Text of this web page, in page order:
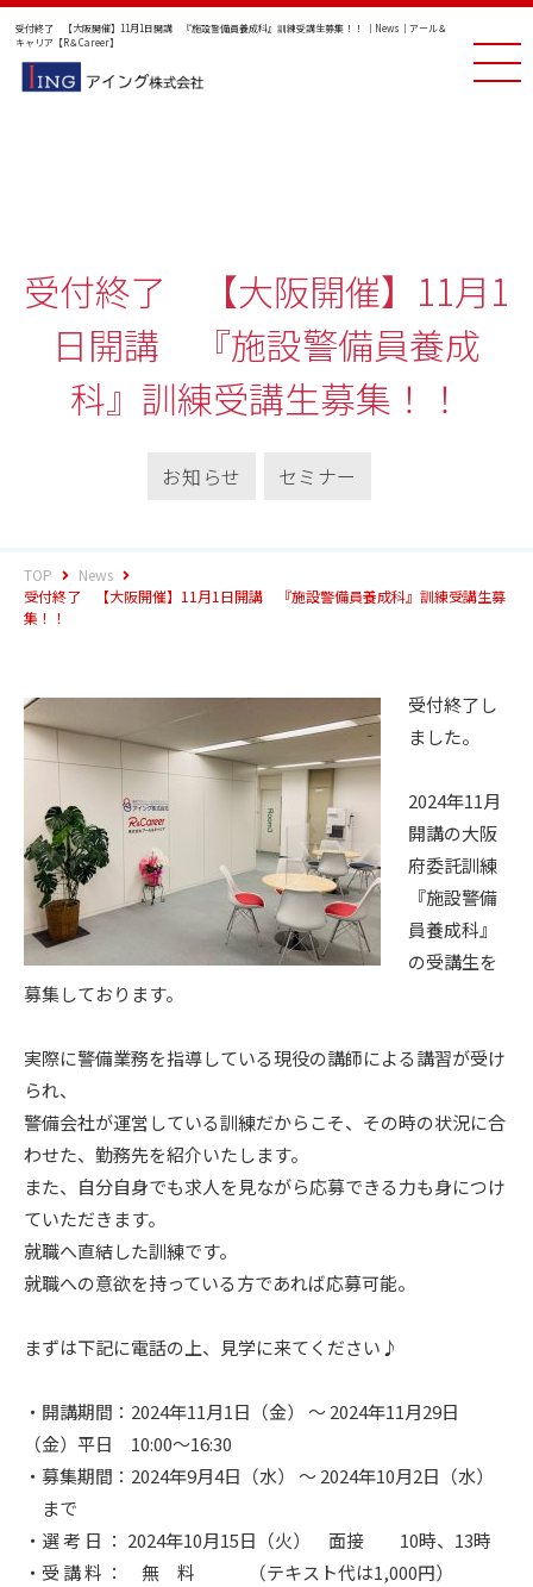
受付終了 【大阪開催】11月1日開講 『施設警備員養成科』訓練受講生募集！！ ｜News｜アール＆
キャリア【R＆Career】
受付終了 【大阪開催】11月1
日開講 『施設警備員養成
科』訓練受講生募集！！
お知らせ セミナー
TOP
News
受付終了 【大阪開催】11月1日開講 『施設警備員養成科』訓練受講生募
集！！
受付終了し
ました。
2024年11月
開講の大阪
府委託訓練
『施設警備
員養成科』
の受講生を
募集しております。
実際に警備業務を指導している現役の講師による講習が受け
られ、
警備会社が運営している訓練だからこそ、その時の状況に合
わせた、勤務先を紹介いたします。
また、自分自身でも求人を見ながら応募できる力も身につけ
ていただきます。
就職へ直結した訓練です。
就職への意欲を持っている方であれば応募可能。
まずは下記に電話の上、見学に来てください♪
・開講期間：2024年11月1日（金） ～ 2024年11月29日
（金）平日 10:00～16:30
・募集期間：2024年9月4日（水） ～ 2024年10月2日（水）
まで
・選 考 日 ： 2024年10月15日（火） 面接 10時、13時
・受 講 料 ： 無 料 （テキスト代は1,000円）